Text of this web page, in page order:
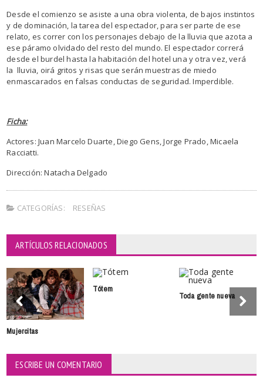
Desde el comienzo se asiste a una obra violenta, de bajos instintos
y de dominación, la tarea del espectador, para ser parte de ese
relato, es correr con los personajes debajo de la lluvia que azota a
ese páramo olvidado del resto del mundo. El espectador correrá
desde el burdel hasta la habitación del hotel una y otra vez, verá
la lluvia, oirá gritos y risas que serán muestras de miedo
enmascarados en falsas conductas de seguridad. Imperdible.
Ficha:
Actores: Juan Marcelo Duarte, Diego Gens, Jorge Prado, Micaela
Racciatti.
Dirección: Natacha Delgado
CATEGORÍAS: RESEÑAS
ARTÍCULOS RELACIONADOS
Mujercitas
Tótem
Toda gente nueva
ESCRIBE UN COMENTARIO